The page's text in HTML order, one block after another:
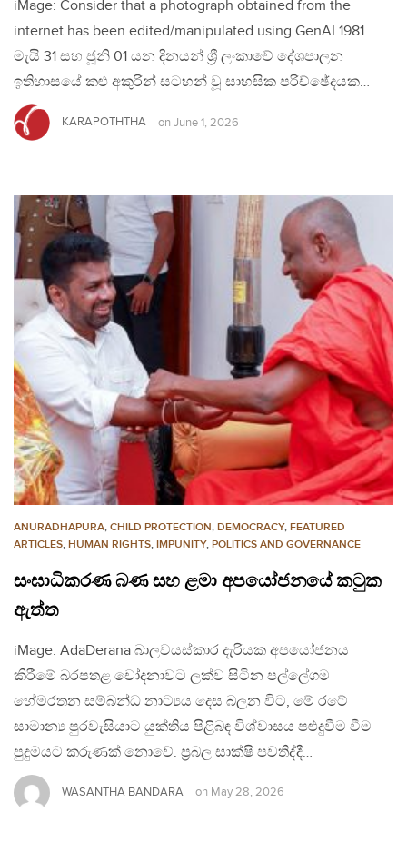
iMage: Consider that a photograph obtained from the
internet has been edited/manipulated using GenAI 1981
මැයි 31 සහ ජූනි 01 යන දිනයන් ශ්‍රී ලංකාවේ දේශපාලන
ඉතිහාසයේ කළු අකුරින් සටහන් වූ සාහසික පරිච්ඡේදයක…
KARAPOTHTHA on June 1, 2026
ANURADHAPURA, CHILD PROTECTION, DEMOCRACY, FEATURED
ARTICLES, HUMAN RIGHTS, IMPUNITY, POLITICS AND GOVERNANCE
සංඝාධිකරණ බණ සහ ළමා අපයෝජනයේ කටුක
ඇත්ත
iMage: AdaDerana බාලවයස්කාර දැරියක අපයෝජනය
කිරීමේ බරපතළ චෝදනාවට ලක්ව සිටින පල්ලේගම
හේමරතන සම්බන්ධ නාට්‍යය දෙස බලන විට, මේ රටේ
සාමාන්‍ය පුරවැසියාට යුක්තිය පිළිබඳ විශ්වාසය පළුදුවීම වීම
පුදුමයට කරුණක් නොවේ. ප්‍රබල සාක්ෂි පවතිද්දී…
WASANTHA BANDARA on May 28, 2026